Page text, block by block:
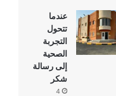
عندما
تتحول
التجربة
الصحية
إلى رسالة
شكر
4